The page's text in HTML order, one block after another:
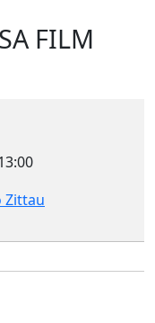
FILM
Zittau